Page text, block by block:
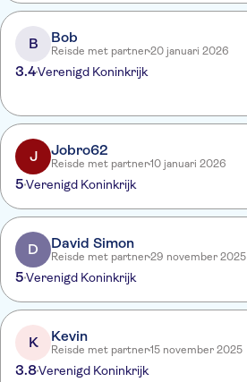
B Bob
Reisde met partner20 januari 2026
3.4Verenigd Koninkrijk
J Jobro62
Reisde met partner10 januari 2026
5Verenigd Koninkrijk
D David Simon
Reisde met partner29 november 2025
5Verenigd Koninkrijk
K Kevin
Reisde met partner15 november 2025
3.8Verenigd Koninkrijk